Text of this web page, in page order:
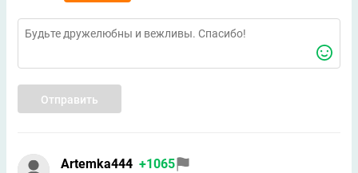
Отправить
Artemka444 +1065